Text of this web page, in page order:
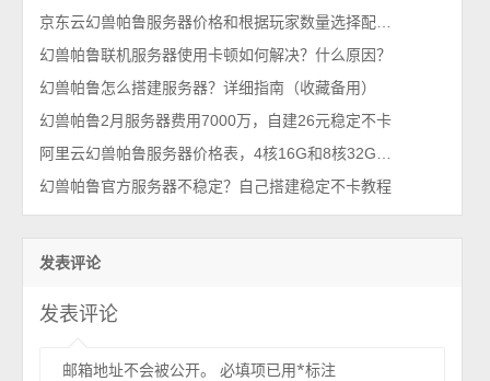
幻兽帕鲁联机服务器使用卡顿如何解决？什么原因？
幻兽帕鲁怎么搭建服务器？详细指南（收藏备用）
幻兽帕鲁2月服务器费用7000万，自建26元稳定不卡
幻兽帕鲁官方服务器不稳定？自己搭建稳定不卡教程
发表评论
发表评论
邮箱地址不会被公开。 必填项已用*标注